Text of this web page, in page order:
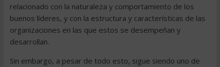
relacionado con la naturaleza y comportamiento de los
buenos líderes, y con la estructura y características de las
organizaciones en las que estos se desempeñan y
desarrollan.
Sin embargo, a pesar de todo esto, sigue siendo uno de